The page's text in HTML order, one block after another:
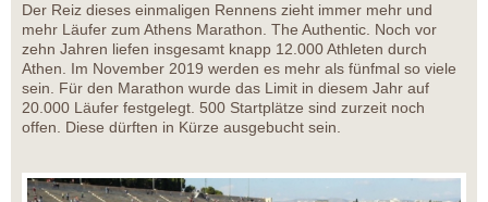
Der Reiz dieses einmaligen Rennens zieht immer mehr und
mehr Läufer zum Athens Marathon. The Authentic. Noch vor
zehn Jahren liefen insgesamt knapp 12.000 Athleten durch
Athen. Im November 2019 werden es mehr als fünfmal so viele
sein. Für den Marathon wurde das Limit in diesem Jahr auf
20.000 Läufer festgelegt. 500 Startplätze sind zurzeit noch
offen. Diese dürften in Kürze ausgebucht sein.